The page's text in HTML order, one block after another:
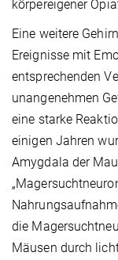
körpereigener
Eine weitere
Ereignisse mit
entsprechenden
unangenehmen
eine starke
einigen Jahren
Amygdala der
die
Mäusen durch